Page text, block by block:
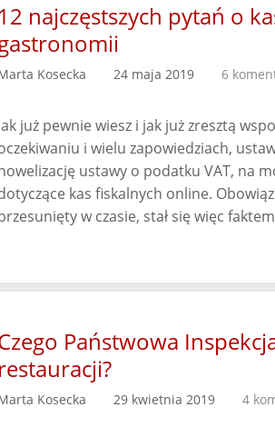
12 najczęstszych pytań o
Kosecka 24 maja 2019 6
już pewnie wiesz i jak już zresztą
i wielu zapowiedziach,
ustawy o podatku VAT, na
kas fiskalnych online.
w czasie, stał się więc
Państwowa
restauracji?
Kosecka 29 kwietnia 2019 4